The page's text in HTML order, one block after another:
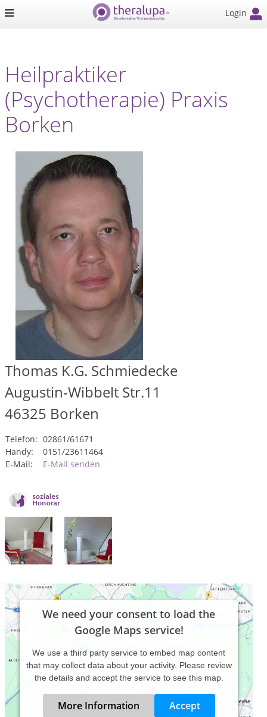
Login
Heilpraktiker
(Psychotherapie) Praxis
Borken
Thomas K.G. Schmiedecke
Augustin-Wibbelt Str.11
46325 Borken
Telefon: 02861/61671
Handy:
0151/23611464
E-Mail:
E-Mail senden
We need your consent to load the
Google Maps service!
We use a third party service to embed map content
that may collect data about your activity. Please review
the details and accept the service to see this map.
More Information Accept